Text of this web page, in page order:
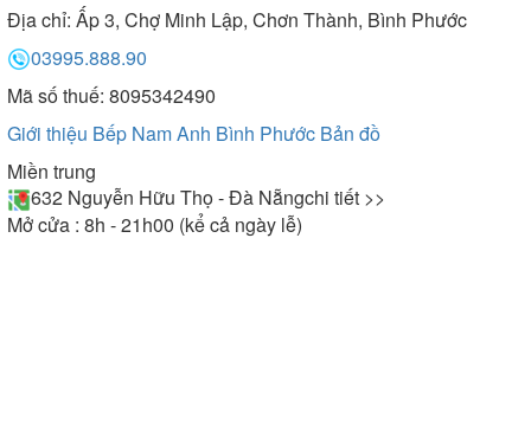
Địa chỉ: Ấp 3, Chợ Minh Lập, Chơn Thành, Bình Phước
03995.888.90
Mã số thuế: 8095342490
Giới thiệu Bếp Nam Anh Bình Phước Bản đồ
Miền trung
632 Nguyễn Hữu Thọ - Đà Nẵngchi tiết >>
Mở cửa : 8h - 21h00 (kể cả ngày lễ)